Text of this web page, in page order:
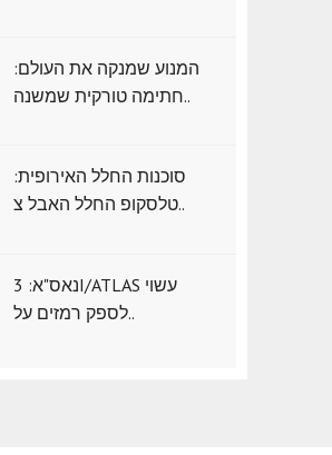
המנוע שמנקה את העולם:
חתימה טורקית שמשנה..
סוכנות החלל האירופית:
טלסקופ החלל האבל צ..
נאס"א: ‏3I/ATLAS עשוי
לספק רמזים על..